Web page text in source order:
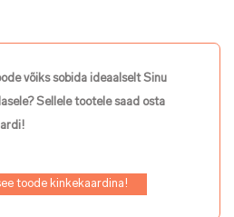
võiks sobida ideaalselt Sinu
Sellele tootele saad osta
toode kinkekaardina!